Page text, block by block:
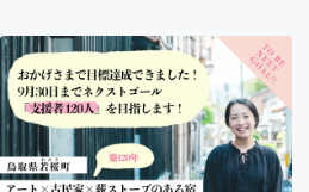
テクノロジー・ガジェット
映像・映画